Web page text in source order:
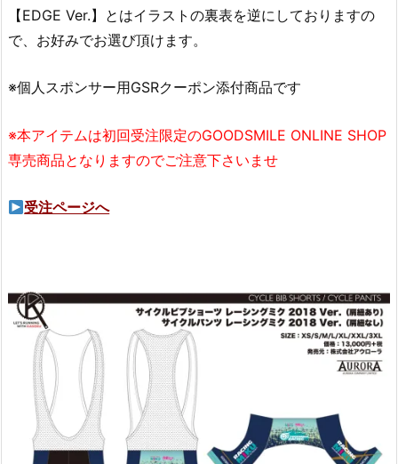
【EDGE Ver.】とはイラストの裏表を逆にしておりますの
で、お好みでお選び頂けます。
※個人スポンサー用GSRクーポン添付商品です
※本アイテムは初回受注限定のGOODSMILE ONLINE SHOP
専売商品となりますのでご注意下さいませ
受注ページへ